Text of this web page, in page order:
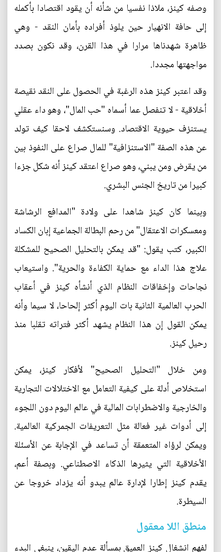
وصفه كينز، ملاذا نفسيا من شأنه أن يقود اقتصادا بأكمله
إلى حافة الانهيار حين يلوذ أفراده بأمان النقد - وهي
ظاهرة شهدناها مرارا في هذا القرن، وقد نكون بصدد
مواجهتها مجددا.
وقد اعتبر كينز هذه الرغبة في الحصول على النقد نقيصة
أخلاقية - لا تنفصل عما أسماه "حب المال"، وهو داء عقلي
يستنزف حيوية الاقتصاد. وسنستكشف لاحقا كيف تولد
عن هذه الصفة "الاستنزافية" للمال صراع على النفوذ بين
من يقرض ومن يبني، وهو صراع اعتقد كينز أنه شكل جزءا
كبيرا من تاريخ الجنس البشري.
وبينما كان كينز شاهدا على ولادة "المدافع الرشاشة
ومعسكرات الاعتقال" من رحم البطالة الجماعية إبان الكساد
الكبير، كتب يقول: "قد يمكن بالتحليل الصحيح للمشكلة
علاج هذا الداء مع حماية الكفاءة والحرية". واستيعاب
نجاحات وإخفاقات النظام الذي أنشأه كينز في أعقاب
الحرب العالمية الثانية بات اليوم أكثر إلحاحا، لا سيما وأنه
يمكن القول إن هذا النظام يشهد أكثر فتراته تقلبا منذ
رحيل كينز.
ومن خلال "التحليل الصحيح" لأفكار كينز، يمكن
استخلاص أدلة على كيفية التعامل مع الاختلالات التجارية
والخارجية والاضطرابات المالية في عالم اليوم دون اللجوء
إلى أدوات غير فعالة مثل التعريفات الجمركية العالمية.
ويمكن لرؤاه المتعمقة أن تساعد في الإجابة عن الأسئلة
الأخلاقية التي يثيرها الذكاء الاصطناعي. وبصفة أعم،
يقدم كينز إطارا لإدارة عالم يبدو أنه يزداد خروجا عن
السيطرة.
منطق اللا معقول
لفهم انشغال كينز العميق بمسألة عدم اليقين، ينبغي البدء